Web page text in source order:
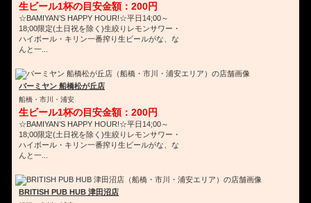
生ビール1杯の目安金額：200円
☆BAMIYAN’S HAPPY HOUR!☆平日14;00～
18;00限定(土日祝を除く)生絞りレモンサワー・
ハイボール・キリン一番搾り生ビールがな、な
んと一...
バーミヤン 船橋松が丘店
船橋・市川・浦安
生ビール1杯の目安金額：200円
☆BAMIYAN’S HAPPY HOUR!☆平日14;00～
18;00限定(土日祝を除く)生絞りレモンサワー・
ハイボール・キリン一番搾り生ビールがな、な
んと一...
BRITISH PUB HUB 津田沼店